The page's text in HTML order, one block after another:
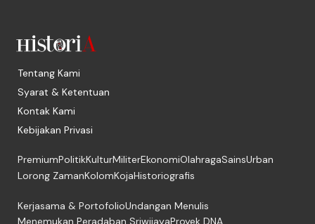
Tentang Kami
Syarat & Ketentuan
Kontak Kami
Kebijakan Privasi
PremiumPolitikKulturMiliterEkonomiOlahragaSainsUrban
Lorong ZamanKolomKojaHistoriografis
Kerjasama & PortofolioUndangan Menulis
Menemukan Peradaban SriwijayaProyek DNA